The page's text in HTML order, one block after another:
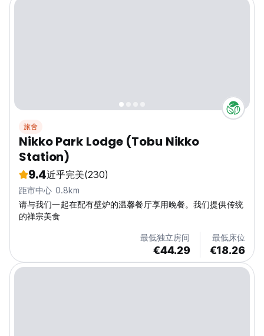
旅舍
Nikko Park Lodge (Tobu Nikko
Station)
9.4近乎完美(230)
距市中心 0.8km
请与我们一起在配有壁炉的温馨餐厅享用晚餐。我们提供传统
的禅宗美食
最低独立房间
€44.29
最低床位
€18.26